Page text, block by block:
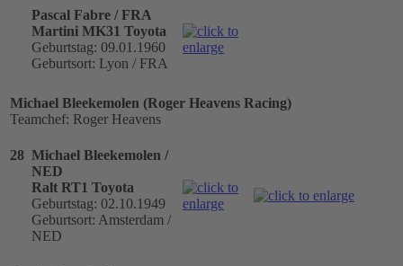
Pascal Fabre / FRA
Martini MK31 Toyota
Geburtstag: 09.01.1960
Geburtsort: Lyon / FRA
Michael Bleekemolen (Roger Heavens Racing)
Teamchef: Roger Heavens
28 Michael Bleekemolen /
NED
Ralt RT1 Toyota
Geburtstag: 02.10.1949
Geburtsort: Amsterdam /
NED